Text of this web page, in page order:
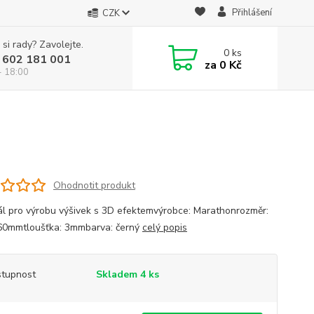
CZK Přihlášení
rady? Zavolejte.
181 001
18:00
0ks
za 0 Kč
Ohodnotit produkt
pro výrobu výšivek s 3D efektemvýrobce: Marathonrozměr:
3mmbarva: černý celý popis
Skladem 4 ks